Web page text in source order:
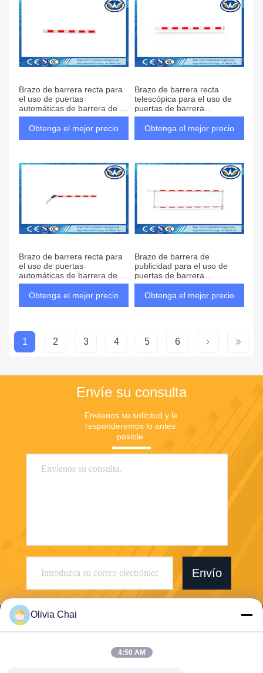
Brazo de barrera recta para
el uso de puertas
automáticas de barrera de la
barra y para sitios de altura y
anchura límite
Obtenga el mejor precio
Brazo de barrera recta
telescópica para el uso de
puertas de barrera
automática y para sitios de
altura y anchura límite
Obtenga el mejor precio
Brazo de barrera recta para
el uso de puertas
automáticas de barrera de la
barra y para sitios de altura y
anchura límite
Obtenga el mejor precio
Brazo de barrera de
publicidad para el uso de
puertas de barrera
automáticas y para sitios de
altura y anchura límite
Obtenga el mejor precio
1 2 3 4 5 6
Envíe su consulta
Envíenos su solicitud y le
responderemos lo antes
posible.
Envío
Olivia Chai
4:50 AM